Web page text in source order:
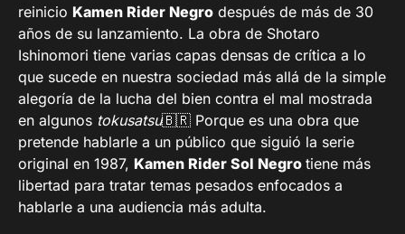
reinicio Kamen Rider Negro después de más de 30
años de su lanzamiento. La obra de Shotaro
Ishinomori tiene varias capas densas de crítica a lo
que sucede en nuestra sociedad más allá de la simple
alegoría de la lucha del bien contra el mal mostrada
en algunos tokusatsu🇧🇷 Porque es una obra que
pretende hablarle a un público que siguió la serie
original en 1987, Kamen Rider Sol Negro tiene más
libertad para tratar temas pesados ​​enfocados a
hablarle a una audiencia más adulta.